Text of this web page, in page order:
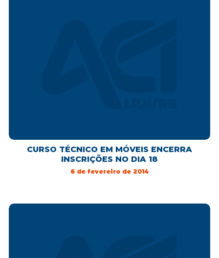
CURSO TÉCNICO EM MÓVEIS ENCERRA
INSCRIÇÕES NO DIA 18
6 de fevereiro de 2014